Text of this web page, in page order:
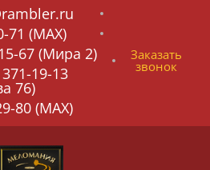
71 (MAX)
67 (Мира 2)
19-13
76)
80 (MAX)
Заказать
звонок